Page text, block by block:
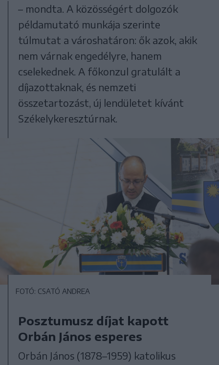
– mondta. A közösségért dolgozók
példamutató munkája szerinte
túlmutat a városhatáron: ők azok, akik
nem várnak engedélyre, hanem
cselekednek. A főkonzul gratulált a
díjazottaknak, és nemzeti
összetartozást, új lendületet kívánt
Székelykeresztúrnak.
FOTÓ: CSATÓ ANDREA
Posztumusz díjat kapott
Orbán János esperes
Orbán János (1878–1959) katolikus